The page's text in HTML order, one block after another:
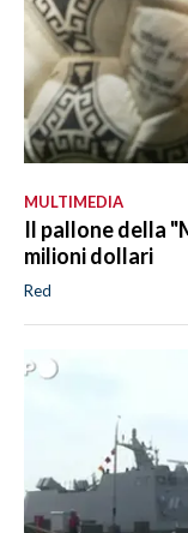
MULTIMEDIA
Il pallone della
milioni dollari
Red